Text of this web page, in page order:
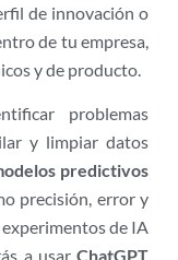
de innovación o
de tu empresa,
y de producto.
problemas
y limpiar datos
predictivos
precisión, error y
de IA
a usarChatGPT